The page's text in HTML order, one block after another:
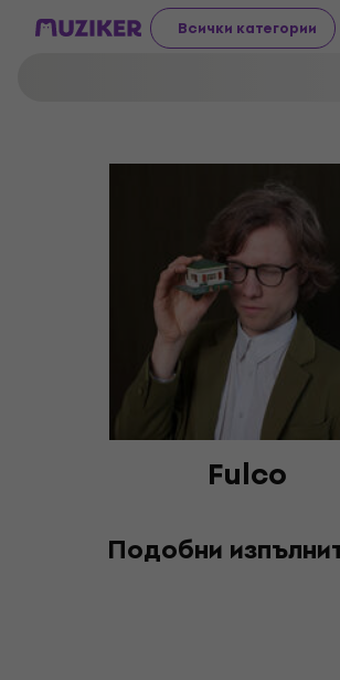
Всички категории
Fulco
Подобни